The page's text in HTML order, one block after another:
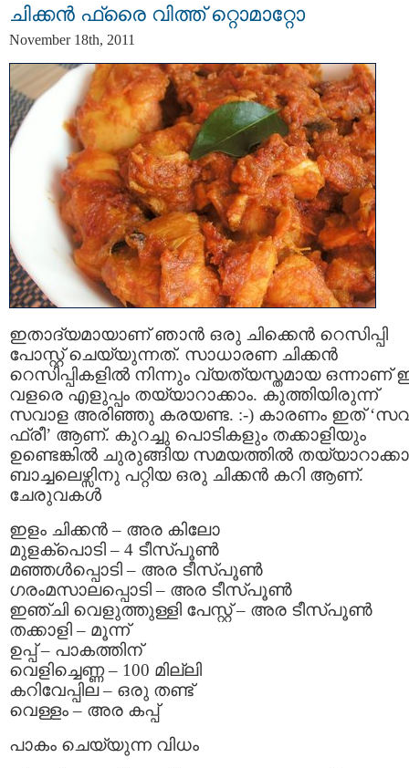
ചിക്കന്‍ ഫ്രൈ വിത്ത്‌ റ്റൊമാറ്റോ
November 18th, 2011
ഇതാദ്യമായാണ് ഞാന്‍ ഒരു ചിക്കെന്‍ റെസിപ്പി
പോസ്റ്റ്‌ ചെയ്യുന്നത്. സാധാരണ ചിക്കന്‍
റെസിപ്പികളില്‍ നിന്നും വ്യത്യസ്തമായ ഒന്നാണ്
വളരെ എളുപ്പം തയ്യാറാക്കാം. കുത്തിയിരുന്ന്
സവാള അരിഞ്ഞു കരയണ്ട. :-) കാരണം ഇത്
ഫ്രീ’ ആണ്. കുറച്ചു പൊടികളും തക്കാളിയും
ഉണ്ടെങ്കില്‍ ചുരുങ്ങിയ സമയത്തില്‍
ബാച്ചലെഴ്സിനു പറ്റിയ ഒരു ചിക്കന്‍ കറി ആണ്.
ചേരുവകള്‍
ഇളം ചിക്കന്‍ – അര കിലോ
മുളക്പൊടി – 4 ടീസ്പൂണ്‍
മഞ്ഞള്‍പ്പൊടി – അര ടീസ്പൂണ്‍
ഗരംമസാലപ്പൊടി – അര ടീസ്പൂണ്‍
ഇഞ്ചി വെളുത്തുള്ളി പേസ്റ്റ്‌ – അര ടീസ്പൂണ്‍
തക്കാളി – മൂന്ന്
ഉപ്പ് – പാകത്തിന്
വെളിച്ചെണ്ണ – 100 മില്ലി
കറിവേപ്പില – ഒരു തണ്ട്
വെള്ളം – അര കപ്പ്‌
പാകം ചെയ്യുന്ന വിധം